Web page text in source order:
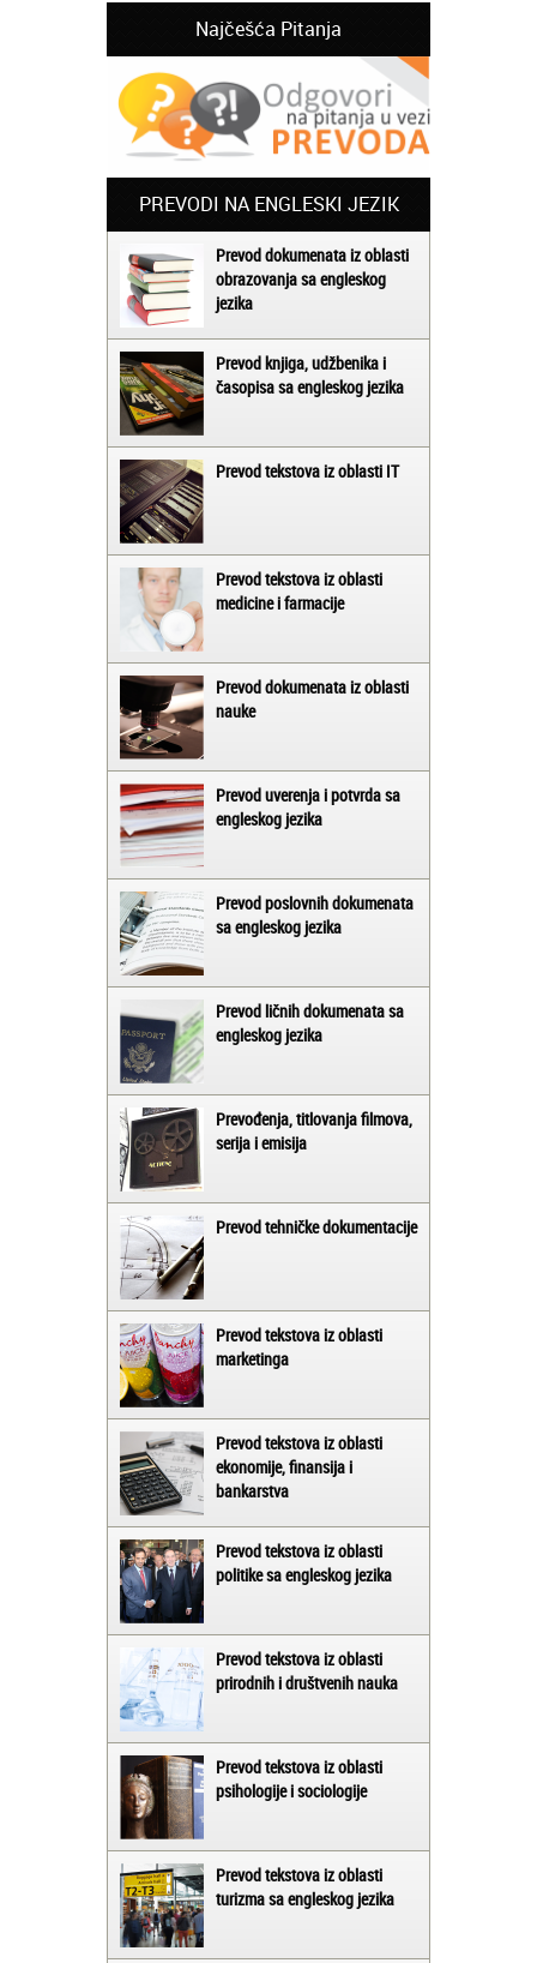
Najčešća Pitanja
PREVODI NA ENGLESKI JEZIK
Prevod dokumenata iz oblasti
obrazovanja sa engleskog
jezika
Prevod knjiga, udžbenika i
časopisa sa engleskog jezika
Prevod tekstova iz oblasti IT
Prevod tekstova iz oblasti
medicine i farmacije
Prevod dokumenata iz oblasti
nauke
Prevod uverenja i potvrda sa
engleskog jezika
Prevod poslovnih dokumenata
sa engleskog jezika
Prevod ličnih dokumenata sa
engleskog jezika
Prevođenja, titlovanja filmova,
serija i emisija
Prevod tehničke dokumentacije
Prevod tekstova iz oblasti
marketinga
Prevod tekstova iz oblasti
ekonomije, finansija i
bankarstva
Prevod tekstova iz oblasti
politike sa engleskog jezika
Prevod tekstova iz oblasti
prirodnih i društvenih nauka
Prevod tekstova iz oblasti
psihologije i sociologije
Prevod tekstova iz oblasti
turizma sa engleskog jezika